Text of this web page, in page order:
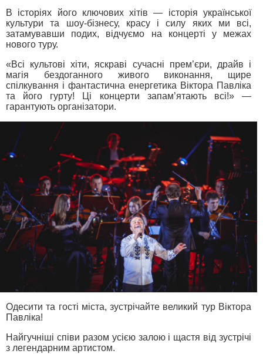
В історіях його ключових хітів — історія української
культури та шоу-бізнесу, красу і силу яких ми всі,
затамувавши подих, відчуємо на концерті у межах
нового туру.
«Всі культові хіти, яскраві сучасні прем’єри, драйв і
магія бездоганного живого виконання, щире
спілкування і фантастична енергетика Віктора Павліка
та його гурту! Ці концерти запам’ятають всі!» —
гарантують організатори.
Одесити та гості міста, зустрічайте великий тур Віктора
Павліка!
Найгучніші співи разом усією залою і щастя від зустрічі
з легендарним артистом.